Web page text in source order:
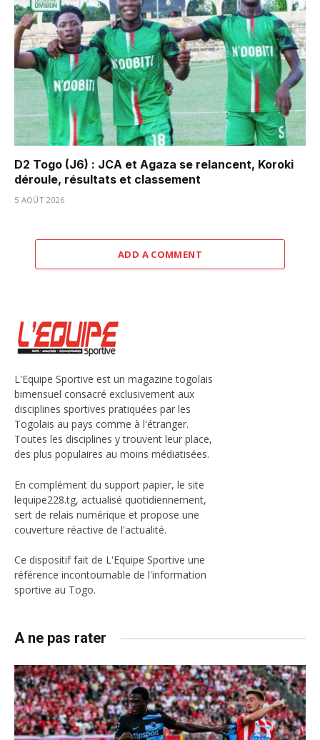
D2 Togo (J6) : JCA et Agaza se relancent, Koroki
déroule, résultats et classement
5 AOÛT 2026
ADD A COMMENT
L'Equipe Sportive est un magazine togolais
bimensuel consacré exclusivement aux
disciplines sportives pratiquées par les
Togolais au pays comme à l'étranger.
Toutes les disciplines y trouvent leur place,
des plus populaires au moins médiatisées.
En complément du support papier, le site
lequipe228.tg, actualisé quotidiennement,
sert de relais numérique et propose une
couverture réactive de l'actualité.
Ce dispositif fait de L'Equipe Sportive une
référence incontournable de l'information
sportive au Togo.
A ne pas rater